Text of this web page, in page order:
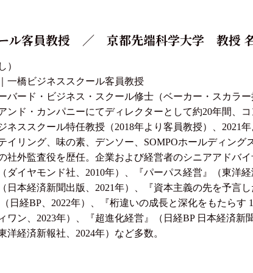
ル客員教授 ／ 京都先端科学大学 教授
）
一橋ビジネススクール客員教授
バード・ビジネス・スクール修士（ベーカー・スカラ
ンド・カンパニーにてディレクターとして約20年間、
ネススクール特任教授（2018年より客員教授）、2021
イリング、味の素、デンソー、SOMPOホールディング
社外監査役を歴任。企業および経営者のシニアアドバ
ダイヤモンド社、2010年）、『パーパス経営』（東洋経
日本経済新聞出版、2021年）、『資本主義の先を予言
日経BP、2022年）、『桁違いの成長と深化をもたらす
ワン、2023年）、『超進化経営』（日経BP 日本経済新
洋経済新報社、2024年）など多数。